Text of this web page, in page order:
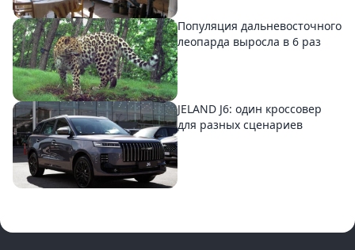
Популяция дальневосточного
леопарда выросла в 6 раз
JELAND J6: один кроссовер
для разных сценариев